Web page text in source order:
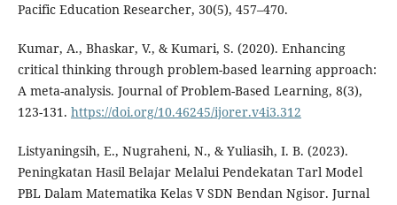
Pacific Education Researcher, 30(5), 457–470.
Kumar, A., Bhaskar, V., & Kumari, S. (2020). Enhancing
critical thinking through problem-based learning approach:
A meta-analysis. Journal of Problem-Based Learning, 8(3),
123-131. https://doi.org/10.46245/ijorer.v4i3.312
Listyaningsih, E., Nugraheni, N., & Yuliasih, I. B. (2023).
Peningkatan Hasil Belajar Melalui Pendekatan Tarl Model
PBL Dalam Matematika Kelas V SDN Bendan Ngisor. Jurnal